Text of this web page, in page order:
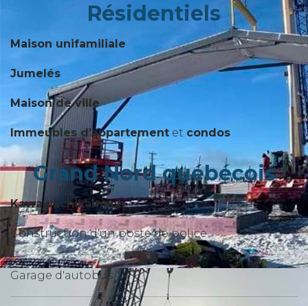
Résidentiels
Maison unifamiliale
Jumelés
Maison de ville
Immeubles d’appartement et condos
Grand Nord québécois
Kawawachikamach
Construction d'un poste de police
Garage d'autobus